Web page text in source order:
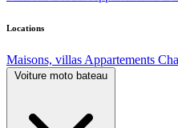
Locations
Maisons, villas Appartements
Voiture moto bateau